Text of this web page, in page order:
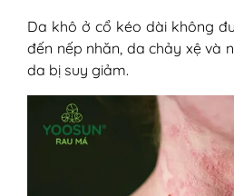
Da khô ở cổ kéo dài không
đến nếp nhăn, da chảy xệ và
da bị suy giảm.